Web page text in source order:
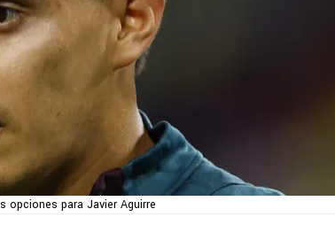
opciones para Javier Aguirre